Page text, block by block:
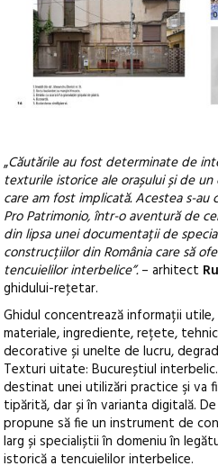
„Căutările au fost determinate de
texturile istorice ale orașului și de
care am fost implicată. Acestea s-
Pro Patrimonio, într-o aventură de
din lipsa unei documentații de
construcțiilor din România care să
tencuielilor interbelice”.– arhitect
ghidului-reţetar.
Ghidul concentrează informații
materiale, ingrediente, rețete,
decorative și unelte de lucru,
Texturi uitate: Bucureștiul
destinat unei utilizări practice şi va
tipărită, dar și în varianta digitală.
propune să fie un instrument de
larg și specialiștii în domeniu în
istorică a tencuielilor interbelice.